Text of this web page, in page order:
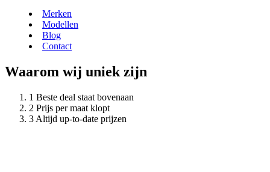
Merken
Modellen
Blog
Contact
Waarom wij uniek zijn
Beste deal staat bovenaan
Prijs per maat klopt
Altijd up-to-date prijzen